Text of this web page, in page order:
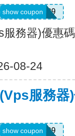
CLOUD89
show coupon
務器)優惠
08-24
服務器
BUMPER99
show coupon